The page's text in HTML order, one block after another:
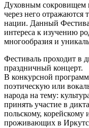
Духовным сокровищем
через него отражаются
нации. Данный
интереса к изучению
многообразия и
Фестиваль проходит в
праздничный концерт.
В конкурсной
поэтическую или
народа на тему:
принять участие в
польскому, корейскому
проживающих в